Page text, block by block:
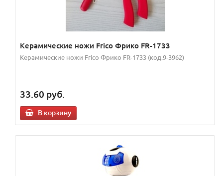
Керамические ножи Frico Фрико FR-1733
Керамические ножи Frico Фрико FR-1733 (код.9-3962)
33.60 руб.
В корзину